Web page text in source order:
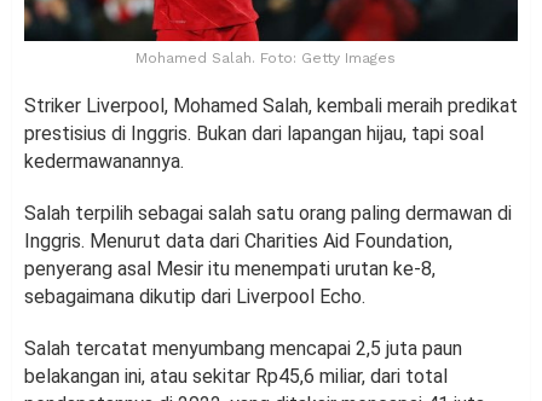
Mohamed Salah. Foto: Getty Images
Striker Liverpool, Mohamed Salah, kembali meraih predikat
prestisius di Inggris. Bukan dari lapangan hijau, tapi soal
kedermawanannya.
Salah terpilih sebagai salah satu orang paling dermawan di
Inggris. Menurut data dari Charities Aid Foundation,
penyerang asal Mesir itu menempati urutan ke-8,
sebagaimana dikutip dari Liverpool Echo.
Salah tercatat menyumbang mencapai 2,5 juta paun
belakangan ini, atau sekitar Rp45,6 miliar, dari total